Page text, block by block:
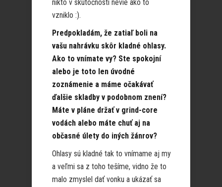
nikto v skutočnosti nevie ako to
vzniklo :).
Predpokladám, že zatiaľ boli na
vašu nahrávku skôr kladné ohlasy.
Ako to vnímate vy? Ste spokojní
alebo je toto len úvodné
zoznámenie a máme očakávať
ďalšie skladby v podobnom znení?
Máte v pláne držať v grind-core
vodách alebo máte chuť aj na
občasné úlety do iných žánrov?
Ohlasy sú kladné tak to vnímame aj my
a veľmi sa z toho tešíme, vidno že to
malo zmyslel dať vonku a ukázať sa